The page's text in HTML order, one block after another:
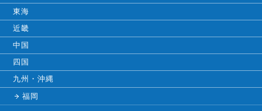
東海
近畿
中国
四国
九州・沖縄
福岡